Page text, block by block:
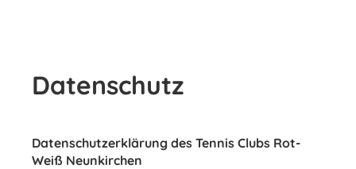
Datenschutz
Datenschutzerklärung des Tennis Clubs Rot-
Weiß Neunkirchen